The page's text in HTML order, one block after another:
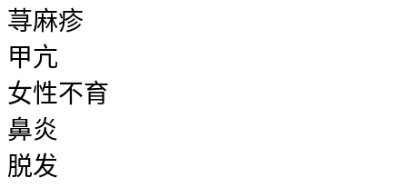
荨麻疹
甲亢
女性不育
鼻炎
脱发